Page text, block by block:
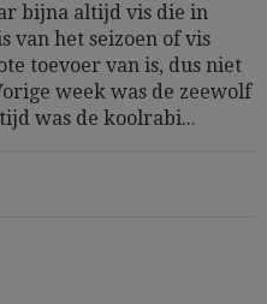
bijna altijd vis die in
van het seizoen of vis
toevoer van is, dus niet
week was de zeewolf
was de koolrabi...